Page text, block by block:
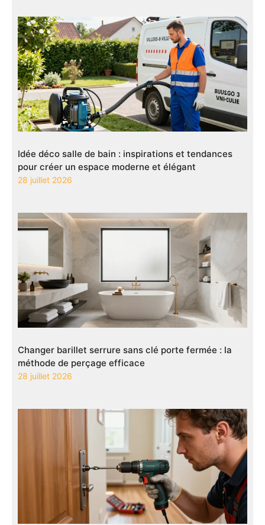
Idée déco salle de bain : inspirations et tendances
pour créer un espace moderne et élégant
28 juillet 2026
Changer barillet serrure sans clé porte fermée : la
méthode de perçage efficace
28 juillet 2026